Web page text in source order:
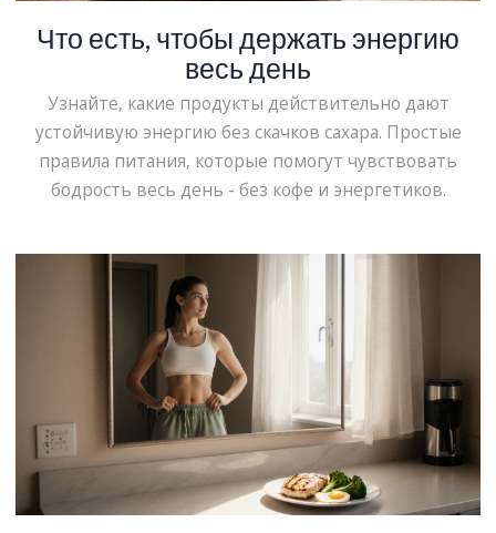
Что есть, чтобы держать энергию
весь день
Узнайте, какие продукты действительно дают
устойчивую энергию без скачков сахара. Простые
правила питания, которые помогут чувствовать
бодрость весь день - без кофе и энергетиков.